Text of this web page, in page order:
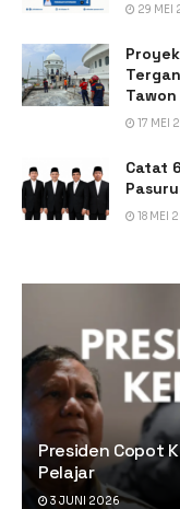
29 MEI
17 MEI
Catat
18 MEI
Presiden Copot
Pelajar
3 JUNI 2026